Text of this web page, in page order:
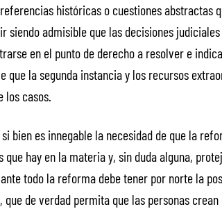
históricas o cuestiones abstractas
siendo admisible que las decisiones
en el punto de derecho a resolver e
que la segunda instancia y los recursos
los casos.
bien es innegable la necesidad de que la
que hay en la materia y, sin duda alguna,
todo la reforma debe tener por norte la
que de verdad permita que las personas